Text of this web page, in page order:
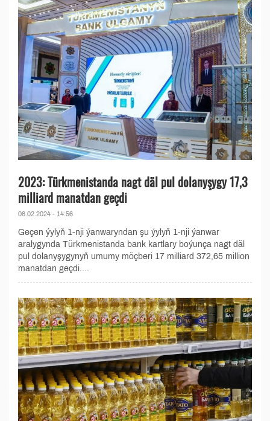
2023: Türkmenistanda nagt däl pul dolanyşygy 17,3
milliard manatdan geçdi
06.02.2024 - 14:56
Geçen ýylyň 1-nji ýanwaryndan şu ýylyň 1-nji ýanwar
aralygynda Türkmenistanda bank kartlary boýunça nagt däl
pul dolanyşygynyň umumy möçberi 17 milliard 372,65 million
manatdan geçdi....